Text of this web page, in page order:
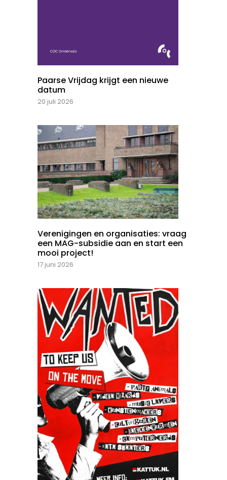
Paarse Vrijdag krijgt een nieuwe
datum
20 juli 2026
Verenigingen en organisaties: vraag
een MAG-subsidie aan en start een
mooi project!
17 juni 2026